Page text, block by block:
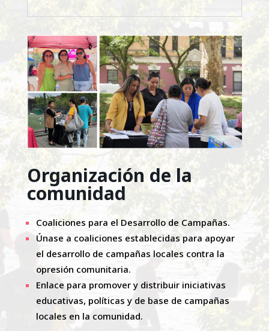
Organización de la
comunidad
Coaliciones para el Desarrollo de Campañas.
Únase a coaliciones establecidas para apoyar
el desarrollo de campañas locales contra la
opresión comunitaria.
Enlace para promover y distribuir iniciativas
educativas, políticas y de base de campañas
locales en la comunidad.